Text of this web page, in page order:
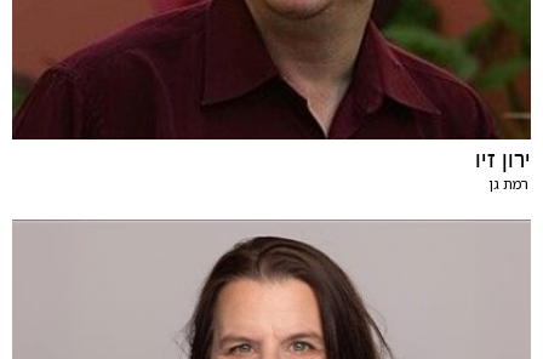
ירון זיו
רמת גן